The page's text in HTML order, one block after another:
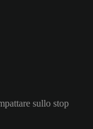
sullo stop